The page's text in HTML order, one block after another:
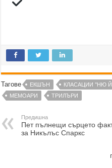
Тагове ЕКШЪН КЛАСАЦИИ "НЮ
МЕМОАРИ
ТРИЛЪРИ
Предишна
Пет пълнещи сърцето
за Никълъс Спаркс